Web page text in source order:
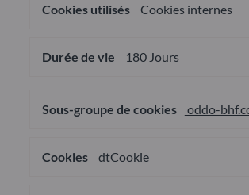
Cookies internes
180 Jours
oddo-
dtCookie